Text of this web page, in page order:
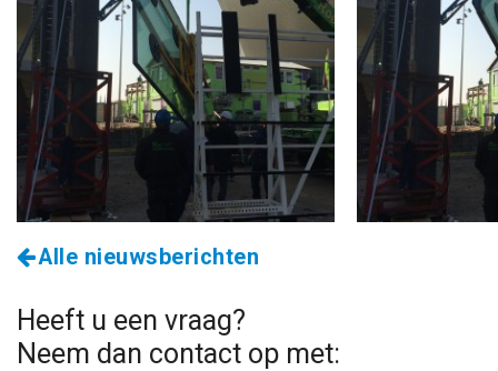
Alle nieuwsberichten
Heeft u een vraag?
Neem dan contact op met: